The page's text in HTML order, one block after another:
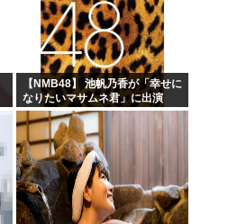
【NMB48】 池帆乃香が「幸せに
なりたいマサムネ君」に出演